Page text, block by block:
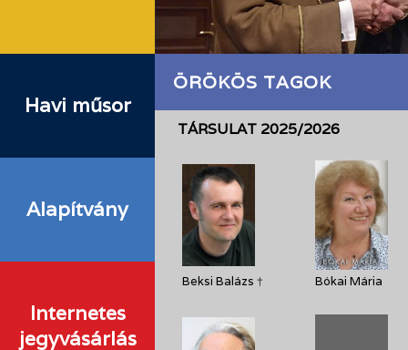
Havi műsor
Alapítvány
Internetes
jegyvásárlás
ÖRÖKÖS TAGOK
TÁRSULAT 2025/2026
Beksi Balázs † Bókai Mária